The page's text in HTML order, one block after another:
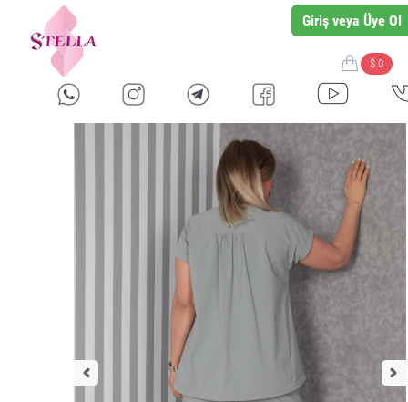
Giriş veya Üye Ol
$ 0